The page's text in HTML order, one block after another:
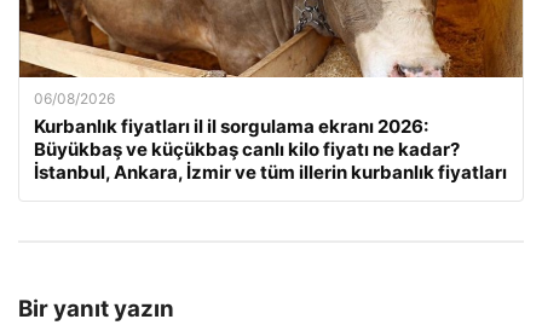
06/08/2026
Kurbanlık fiyatları il il sorgulama ekranı 2026:
Büyükbaş ve küçükbaş canlı kilo fiyatı ne kadar?
İstanbul, Ankara, İzmir ve tüm illerin kurbanlık fiyatları
Bir yanıt yazın